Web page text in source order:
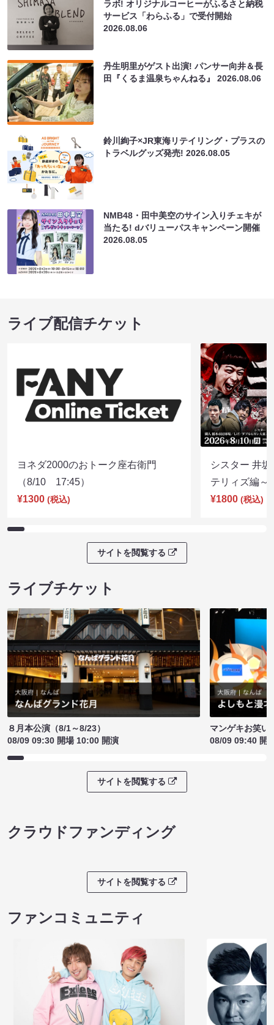
ラボ! オリジナルコーヒーがふるさと納税
サービス「わらふる」で受付開始
2026.08.06
丹生明里がゲスト出演! パンサー向井＆長
田『くるま温泉ちゃんねる』2026.08.06
鈴川絢子×JR東海リテイリング・プラスの
トラベルグッズ発売!2026.08.05
NMB48・田中美空のサイン入りチェキが
当たる! dバリューパスキャンペーン開催
2026.08.05
ライブ配信チケット
ヨネダ2000のおトーク座右衛門
（8/10 17:45）
¥1300 (税込)
シスター 井
テリィズ編
¥1800 (税込)
サイトを閲覧する
ライブチケット
８月本公演（8/1～8/23）
08/09 09:30 開場 10:00 開演
マンゲキお笑い
08/09 09:40 開
サイトを閲覧する
クラウドファンディング
サイトを閲覧する
ファンコミュニティ